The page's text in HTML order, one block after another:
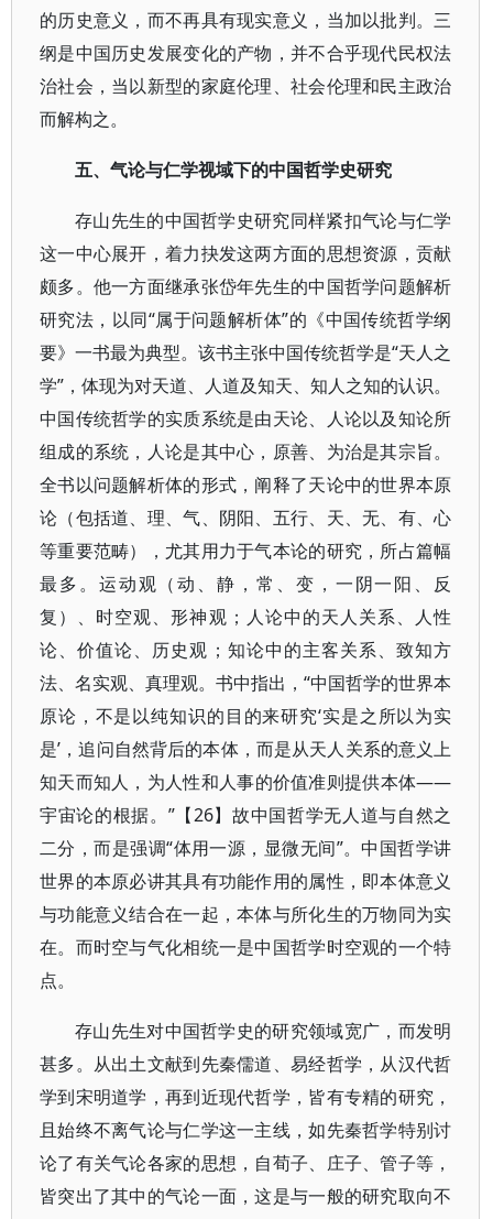
的历史意义，而不再具有现实意义，当加以批判。三
纲是中国历史发展变化的产物，并不合乎现代民权法
治社会，当以新型的家庭伦理、社会伦理和民主政治
而解构之。
五、气论与仁学视域下的中国哲学史研究
存山先生的中国哲学史研究同样紧扣气论与仁学
这一中心展开，着力抉发这两方面的思想资源，贡献
颇多。他一方面继承张岱年先生的中国哲学问题解析
研究法，以同“属于问题解析体”的《中国传统哲学纲
要》一书最为典型。该书主张中国传统哲学是“天人之
学”，体现为对天道、人道及知天、知人之知的认识。
中国传统哲学的实质系统是由天论、人论以及知论所
组成的系统，人论是其中心，原善、为治是其宗旨。
全书以问题解析体的形式，阐释了天论中的世界本原
论（包括道、理、气、阴阳、五行、天、无、有、心
等重要范畴），尤其用力于气本论的研究，所占篇幅
最多。运动观（动、静，常、变，一阴一阳、反
复）、时空观、形神观；人论中的天人关系、人性
论、价值论、历史观；知论中的主客关系、致知方
法、名实观、真理观。书中指出，“中国哲学的世界本
原论，不是以纯知识的目的来研究‘实是之所以为实
是’，追问自然背后的本体，而是从天人关系的意义上
知天而知人，为人性和人事的价值准则提供本体——
宇宙论的根据。”【26】故中国哲学无人道与自然之
二分，而是强调“体用一源，显微无间”。中国哲学讲
世界的本原必讲其具有功能作用的属性，即本体意义
与功能意义结合在一起，本体与所化生的万物同为实
在。而时空与气化相统一是中国哲学时空观的一个特
点。
存山先生对中国哲学史的研究领域宽广，而发明
甚多。从出土文献到先秦儒道、易经哲学，从汉代哲
学到宋明道学，再到近现代哲学，皆有专精的研究，
且始终不离气论与仁学这一主线，如先秦哲学特别讨
论了有关气论各家的思想，自荀子、庄子、管子等，
皆突出了其中的气论一面，这是与一般的研究取向不